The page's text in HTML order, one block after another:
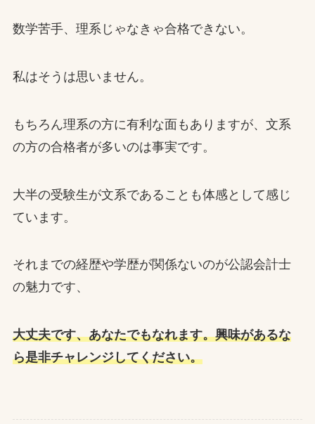
数学苦手、理系じゃなきゃ合格できない。
私はそうは思いません。
もちろん理系の方に有利な面もありますが、文系
の方の合格者が多いのは事実です。
大半の受験生が文系であることも体感として感じ
ています。
それまでの経歴や学歴が関係ないのが公認会計士
の魅力です、
大丈夫です、あなたでもなれます。興味があるな
ら是非チャレンジしてください。